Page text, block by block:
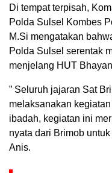
Di tempat terpisah,
Polda Sulsel Kombes
M.Si mengatakan
Polda Sulsel serentak
menjelang HUT
” Seluruh jajaran Sat
melaksanakan
ibadah, kegiatan ini
nyata dari Brimob
Anis.